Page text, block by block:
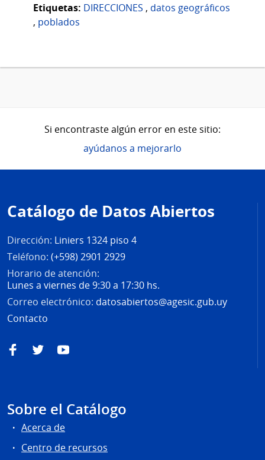
Etiquetas: DIRECCIONES , datos geográficos
, poblados
Si encontraste algún error en este sitio:
ayúdanos a mejorarlo
de
página
Catálogo de Datos Abiertos
Dirección: Liniers 1324 piso 4
Teléfono: (+598) 2901 2929
Horario de atención:
Lunes a viernes de 9:30 a 17:30 hs.
Correo electrónico: datosabiertos@agesic.gub.uy
Contacto
FacebookTwitterYouTube
Sobre el Catálogo
Acerca de
Centro de recursos